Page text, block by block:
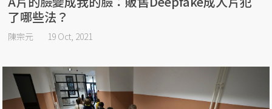
了哪些法？
陳宗元 19 Oct, 2021